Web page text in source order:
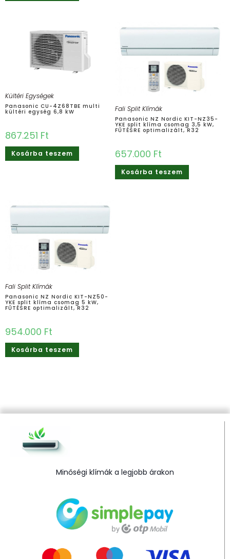
Kültéri Egységek
Panasonic CU-4Z68TBE multi
kültéri egység 6,8 kW
867.251 Ft
Kosárba teszem
Fali Split Klímák
Panasonic NZ Nordic KIT-NZ35-
YKE split klíma csomag 3,5 kW,
FŰTÉSRE optimalizált, R32
657.000 Ft
Kosárba teszem
Fali Split Klímák
Panasonic NZ Nordic KIT-NZ50-
YKE split klíma csomag 5 kW,
FŰTÉSRE optimalizált, R32
954.000 Ft
Kosárba teszem
Minőségi klímák a legjobb árakon